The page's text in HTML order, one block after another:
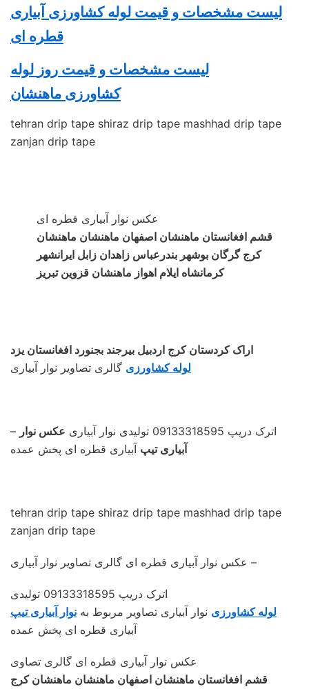
لیست مشخصات و قیمت لوله کشاورزی آبیاری
قطره ای
لیست مشخصات و قیمت روز لوله
کشاورزی ماهنشان
tehran drip tape shiraz drip tape mashhad drip tape
zanjan drip tape
عکس نوار آبیاری قطره ای
قشم افغانستان ماهنشان اصفهان ماهنشان ماهنشان
کرج گرگان بوشهر بندرعباس زاهدان زابل ایرانشهر
کرمانشاه ایلام اهواز ماهنشان قزوین تبریز
اراک کردستان کرج اردبیل بیرجند بجنورد افغانستان یزد
لوله کشاورزی گالری تصاویر نوار آبیاری
– اترک دریپ 09133318595 تولیدی نوار آبیاری
عکس نوار
آبیاری تیپ آبیاری قطره ای پخش عمده
tehran drip tape shiraz drip tape mashhad drip tape
zanjan drip tape
عکس نوار آبیاری قطره ای گالری تصاویر نوار آبیاری –
اترک دریپ 09133318595 تولیدی
لوله کشاورزی نوار آبیاری تصاویر مربوط به نوار آبیاری تیپ
آبیاری قطره ای پخش عمده
عکس نوار آبیاری قطره ای گالری تصاوی
قشم افغانستان ماهنشان اصفهان ماهنشان ماهنشان کرج